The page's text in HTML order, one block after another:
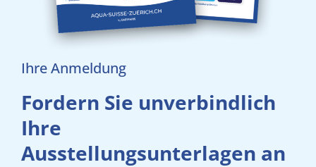
Ihre Anmeldung
Fordern Sie unverbindlich
Ihre
Ausstellungsunterlagen an